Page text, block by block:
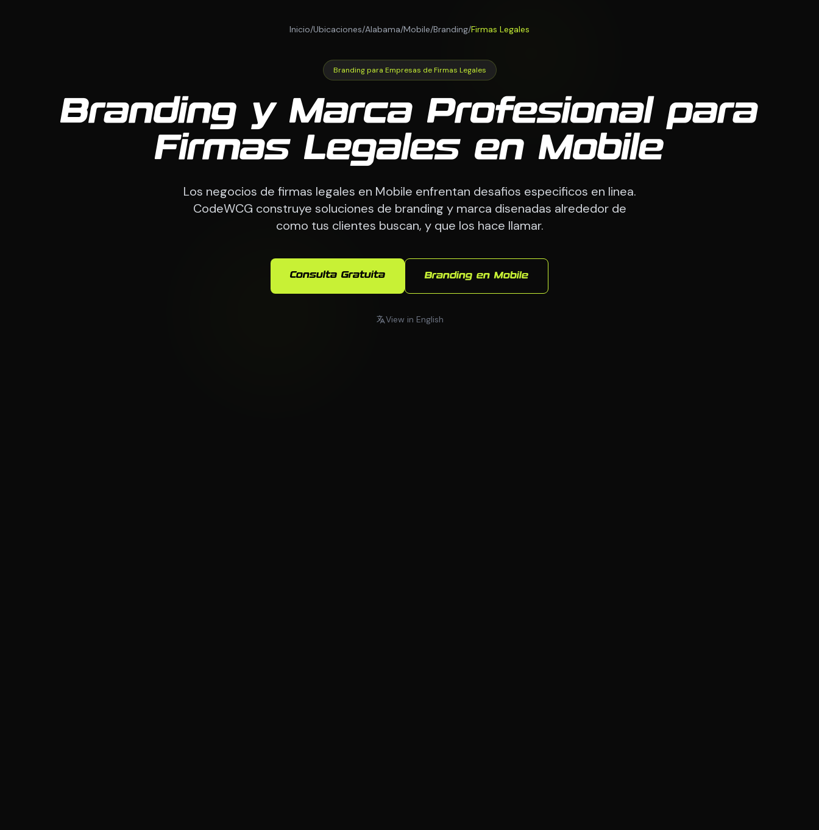
Inicio/Ubicaciones/Alabama/Mobile/Branding/Firmas Legales
Branding para Empresas de Firmas Legales
Branding y Marca Profesional para
Firmas Legales en Mobile
Los negocios de firmas legales en Mobile enfrentan desafios especificos en linea.
CodeWCG construye soluciones de branding y marca disenadas alrededor de
como tus clientes buscan, y que los hace llamar.
Consulta Gratuita Branding en Mobile
View in English